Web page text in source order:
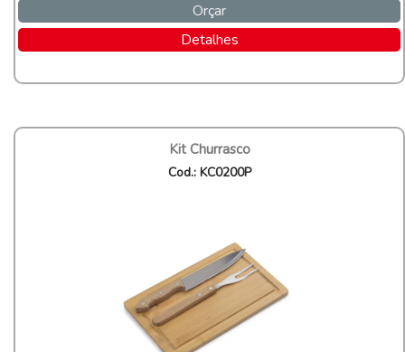
Orçar
Detalhes
Kit Churrasco
Cod.: KC0200P